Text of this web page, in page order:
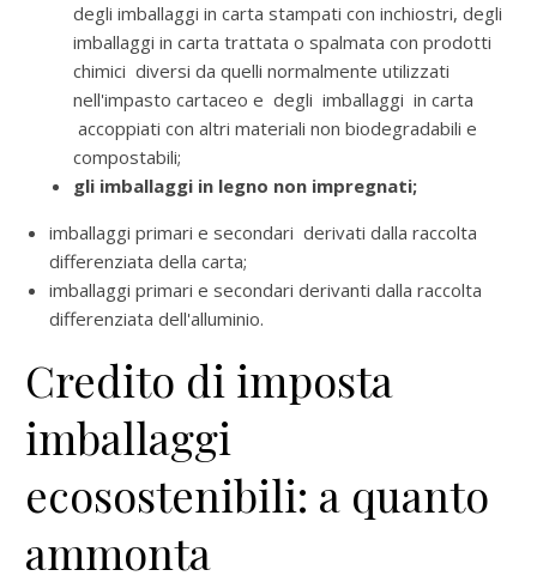
degli imballaggi in carta stampati con inchiostri, degli
imballaggi in carta trattata o spalmata con prodotti
chimici diversi da quelli normalmente utilizzati
nell'impasto cartaceo e degli imballaggi in carta
accoppiati con altri materiali non biodegradabili e
compostabili;
gli imballaggi in legno non impregnati;
imballaggi primari e secondari derivati dalla raccolta
differenziata della carta;
imballaggi primari e secondari derivanti dalla raccolta
differenziata dell'alluminio.
Credito di imposta
imballaggi
ecosostenibili: a quanto
ammonta